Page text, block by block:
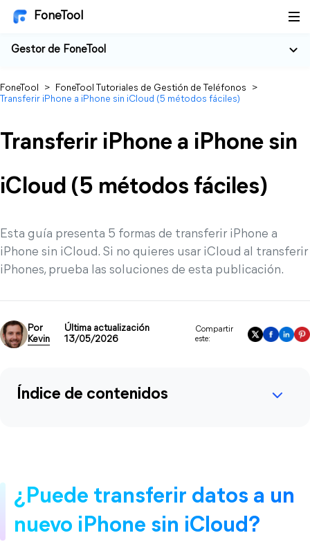
FoneTool
Gestor de FoneTool
FoneTool > FoneTool Tutoriales de Gestión de Teléfonos
>
Transferir iPhone a iPhone sin iCloud (5 métodos fáciles)
Transferir iPhone a iPhone sin
iCloud (5 métodos fáciles)
Esta guía presenta 5 formas de transferir iPhone a
iPhone sin iCloud. Si no quieres usar iCloud al transferir
iPhones, prueba las soluciones de esta publicación.
Por
Kevin
Última actualización
13/05/2026
Compartir
este:
Índice de contenidos
¿Puede transferir datos a un
nuevo iPhone sin iCloud?